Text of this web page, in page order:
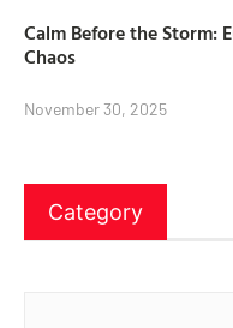
Calm Before the Storm:
Chaos
November 30, 2025
Category